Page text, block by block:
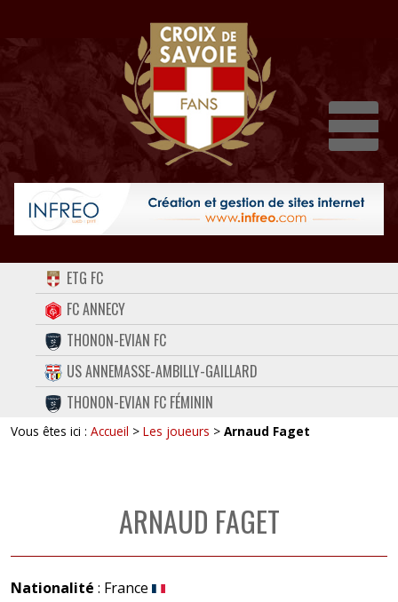
ACCUEIL
FORUM
CONTACT
FACEBOOK
TWITTER
ETG FC
FC ANNECY
THONON-EVIAN FC
US ANNEMASSE-AMBILLY-GAILLARD
THONON-EVIAN FC FÉMININ
Vous êtes ici : Accueil > Les joueurs > Arnaud Faget
ARNAUD FAGET
Nationalité : France